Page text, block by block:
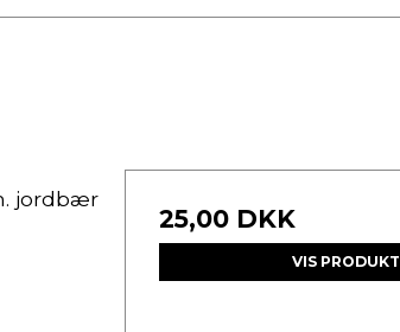
jordbær
25,00 DKK
VIS PRODUKT